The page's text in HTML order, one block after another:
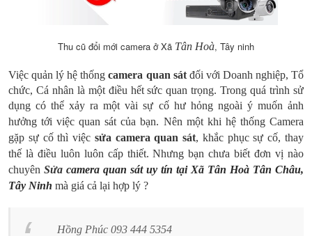
Thu cũ đổi mới camera ở Xã Tân Hoà, Tây ninh
Việc quản lý hệ thốngcamera quan sátđối với Doanh nghiệp, Tổ
chức, Cá nhân là một điều hết sức quan trọng. Trong quá trình sử
dụng có thể xảy ra một vài sự cố hư hỏng ngoài ý muốn ảnh
hưởng tới việc quan sát của bạn. Nên một khi hệ thống Camera
gặp sự cố thì việc sửa camera quan sát, khắc phục sự cố, thay
thế là điều luôn luôn cấp thiết. Nhưng bạn chưa biết đơn vị nào
chuyên Sửa camera quan sát uy tín tại Xã Tân Hoà Tân Châu,
Tây Ninh mà giá cả lại hợp lý ?
Hồng Phúc 093 444 5354